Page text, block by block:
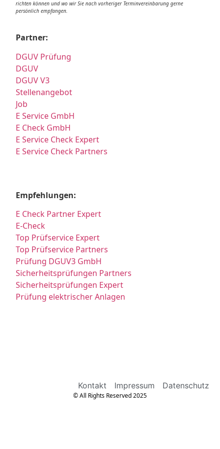
richten können und wo wir Sie nach vorheriger Terminvereinbarung gerne
persönlich empfangen.
Partner:
DGUV Prüfung
DGUV
DGUV V3
Stellenangebot
Job
E Service GmbH
E Check GmbH
E Service Check Expert
E Service Check Partners
Empfehlungen:
E Check Partner Expert
E-Check
Top Prüfservice Expert
Top Prüfservice Partners
Prüfung DGUV3 GmbH
Sicherheitsprüfungen Partners
Sicherheitsprüfungen Expert
Prüfung elektrischer Anlagen
Kontakt Impressum Datenschutz
© All Rights Reserved 2025